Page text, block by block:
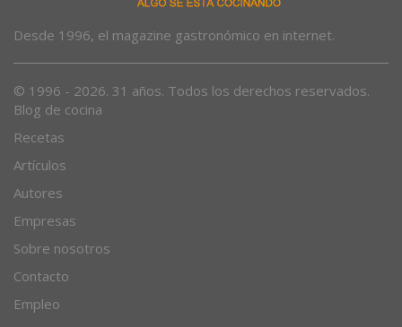
Desde 1996, el magazine gastronómico en internet.
© 1996 - 2026. 31 años. Todos los derechos reservados.
Blog de cocina
Recetas
Artículos
Autores
Empresas
Sobre nosotros
Contacto
Empleo